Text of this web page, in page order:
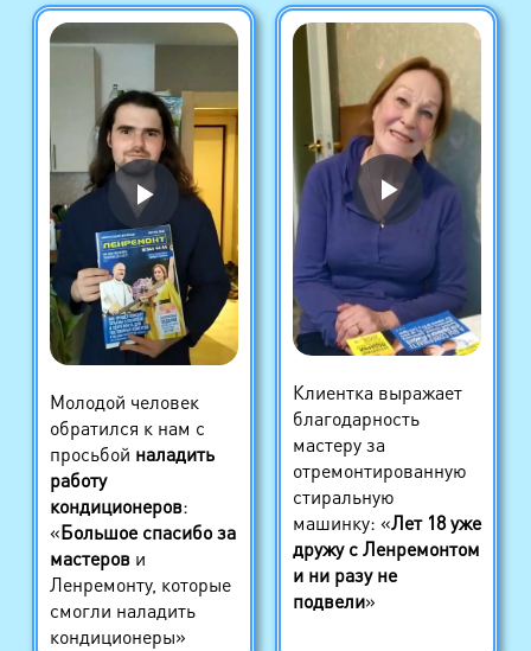
Молодой человек
обратился к нам с
просьбой наладить
работу
кондиционеров:
«Большое спасибо за
мастерови
Ленремонту, которые
смогли наладить
кондиционеры»
Клиентка выражает
благодарность
мастеру за
отремонтированную
стиральную
машинку: «Лет 18 уже
дружу с Ленремонтом
и ни разу не
подвели»